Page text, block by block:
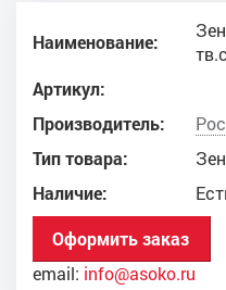
Наименование:
Артикул:
Производитель:
Тип товара:
Наличие:
Оформить заказ
email: info@asoko.ru